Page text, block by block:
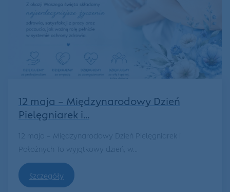
12 maja – Międzynarodowy Dzień
Pielęgniarek i...
12 maja – Międzynarodowy Dzień Pielęgniarek i
Położnych To wyjątkowy dzień, w...
Szczegóły